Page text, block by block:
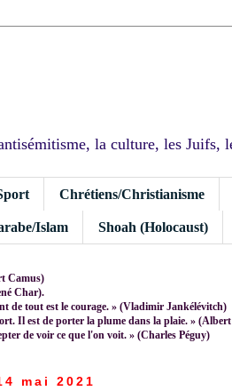
la culture, les
Chrétiens/Christianisme
Islam Shoah (Holocaust)
Camus)
Char).
de tout est le courage. » (Vladimir Jankélévitch)
Il est de porter la plume dans la plaie. »
de voir ce que l'on voit. » (Charles Péguy)
mai 2021